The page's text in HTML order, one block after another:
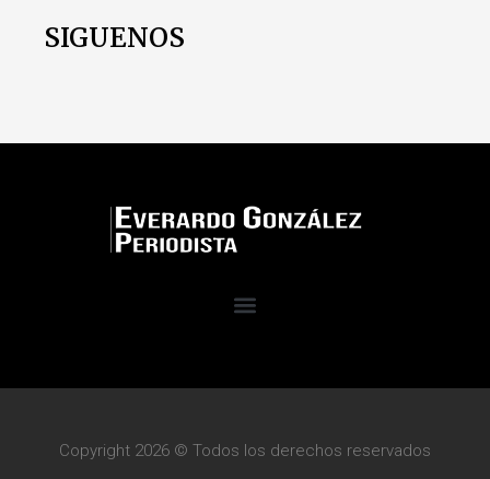
SIGUENOS
Copyright 2026 © Todos los derechos reservados